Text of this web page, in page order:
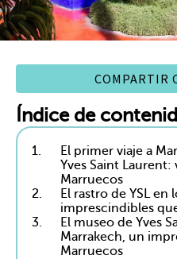
COMPARTIR
Índice de
1.
El primer viaje a
Yves Saint Laurent:
Marruecos
2.
El rastro de YSL en
imprescindibles
3.
El museo de Yves
Marrakech, un
Marruecos